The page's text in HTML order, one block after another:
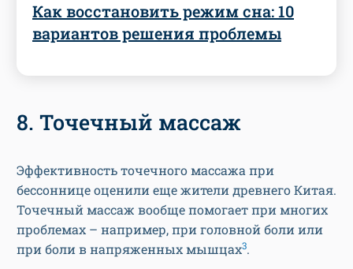
Как восстановить режим сна: 10
вариантов решения проблемы
8. Точечный массаж
Эффективность точечного массажа при
бессоннице оценили еще жители древнего Китая.
Точечный массаж вообще помогает при многих
проблемах – например, при головной боли или
при боли в напряженных мышцах3.